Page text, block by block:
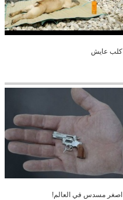
كلب عايش
اصغر مسدس في العالم!